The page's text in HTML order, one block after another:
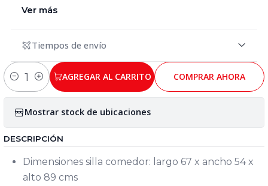
Ver más
Tiempos de envío
Cantidad
AGREGAR AL CARRITO COMPRAR AHORA
Mostrar stock de ubicaciones
DESCRIPCIÓN
Dimensiones silla comedor: largo 67 x ancho 54 x
alto 89 cms